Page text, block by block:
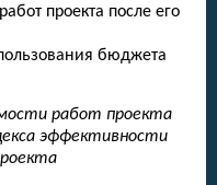
проекта после его
бюджета
работ проекта
эффективности